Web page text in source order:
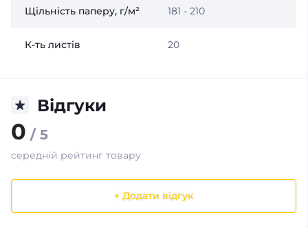
Щільність паперу, г/м² 181 - 210
К-ть листів 20
Відгуки
0 / 5
середній рейтинг товару
+ Додати відгук